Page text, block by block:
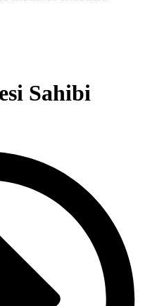
Sahibi